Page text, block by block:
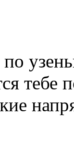
тебе